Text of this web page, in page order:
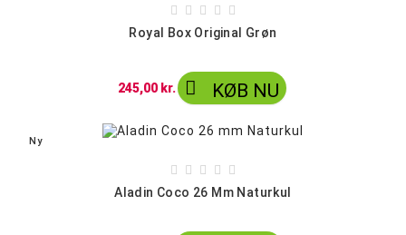
    
Royal Box Original Grøn
245,00 kr.  KØB NU
Ny
    
Aladin Coco 26 Mm Naturkul